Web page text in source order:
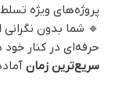
پروژه‌های ویژه تسلط
🔹 شما بدون
حرفه‌ای در کنار خود
سریع‌ترین زمان